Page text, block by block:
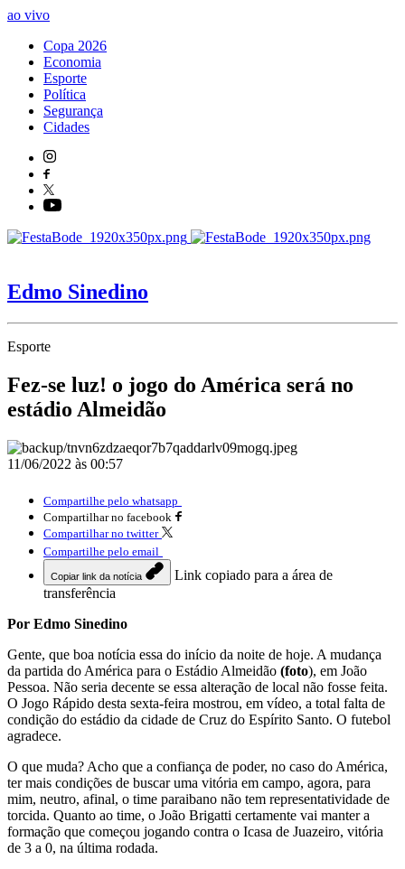
ao vivo
Copa 2026
Economia
Esporte
Política
Segurança
Cidades
Edmo Sinedino
Esporte
Fez-se luz! o jogo do América será no
estádio Almeidão
11/06/2022 às 00:57
Compartilhe pelo whatsapp
Compartilhar no facebook
Compartilhar no twitter
Compartilhe pelo email
Copiar link da notícia
Link copiado para a área de
transferência
Por Edmo Sinedino
Gente, que boa notícia essa do início da noite de hoje. A mudança
da partida do América para o Estádio Almeidão (foto), em João
Pessoa. Não seria decente se essa alteração de local não fosse feita.
O Jogo Rápido desta sexta-feira mostrou, em vídeo, a total falta de
condição do estádio da cidade de Cruz do Espírito Santo. O futebol
agradece.
O que muda? Acho que a confiança de poder, no caso do América,
ter mais condições de buscar uma vitória em campo, agora, para
mim, neutro, afinal, o time paraibano não tem representatividade de
torcida. Quanto ao time, o João Brigatti certamente vai manter a
formação que começou jogando contra o Icasa de Juazeiro, vitória
de 3 a 0, na última rodada.